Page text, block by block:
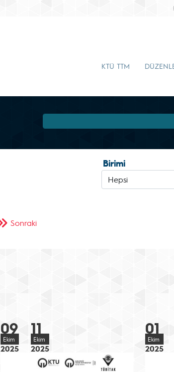
KTÜ TTM
Birimi
Sonraki
09
Ekim
2025
11
Ekim
2025
01
Ekim
2025